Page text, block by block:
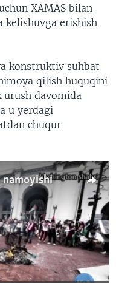
XAMAS bilan
kelishuvga erishish
konstruktiv suhbat
qilish huquqini
davomida
u yerdagi
chuqur
namoyishi
available